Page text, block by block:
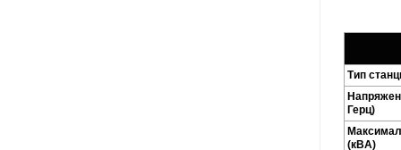
Тип
Герц)
(кВA)